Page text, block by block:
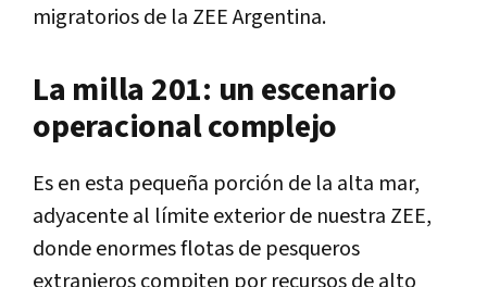
migratorios de la ZEE Argentina.
La milla 201: un escenario
operacional complejo
Es en esta pequeña porción de la alta mar,
adyacente al límite exterior de nuestra ZEE,
donde enormes flotas de pesqueros